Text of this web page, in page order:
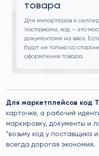
товара
Для импортёров и
поставками, код — это
документами на ввоз.
будут не только со
оформления товара.
Для маркетплейсов код
карточке, а рабочий
маркировку, документы и
“возьму код у поставщика
всегда дорогая экономия.